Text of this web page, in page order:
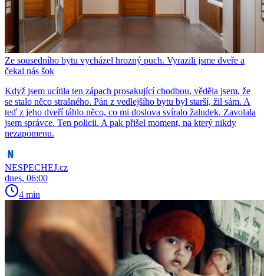
Ze sousedního bytu vycházel hrozný puch. Vyrazili jsme dveře a
čekal nás šok
Když jsem ucítila ten zápach prosakující chodbou, věděla jsem, že
se stalo něco strašného. Pán z vedlejšího bytu byl starší, žil sám. A
teď z jeho dveří táhlo něco, co mi doslova svíralo žaludek. Zavolala
jsem správce. Ten policii. A pak přišel moment, na který nikdy
nezapomenu.
NESPECHEJ.cz
dnes, 06:00
4 min